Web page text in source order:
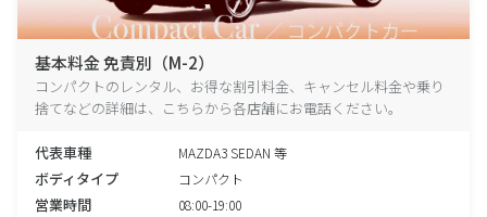
基本料金 免責別（M-2）
コンパクトのレンタル、お得な割引料金、キャンセル料金や乗り
捨てなどの詳細は、こちらから各店舗にお電話ください。
代表車種 MAZDA3 SEDAN 等
ボディタイプ コンパクト
営業時間 08:00-19:00